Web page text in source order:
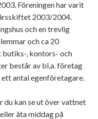
Föreningen har varit
2003/2004.
och en trevlig
och ca 20
butiks-, kontors- och
består av bl.a. företag
antal egenföretagare.
du kan se ut över vattnet
äta middag på